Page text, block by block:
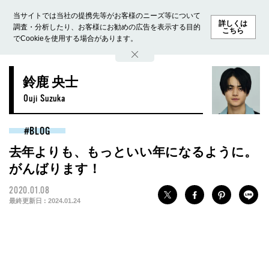
当サイトでは当社の提携先等がお客様のニーズ等について
調査・分析したり、お客様にお勧めの広告を表示する目的
でCookieを使用する場合があります。
詳しくは
こちら
ホーム モデル募集 ランキング ファッション ビューテ
鈴鹿 央士
Ouji Suzuka
BLOG
去年よりも、もっといい年になるように。
がんばります！
2020.01.08
最終更新日 : 2024.01.24